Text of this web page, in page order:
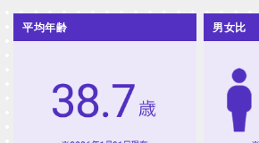
平均年齢 男女比